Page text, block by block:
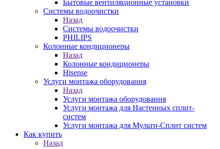
Бытовые вентиляционные установки
Системы водоочистки
Назад
Системы водоочистки
PHILIPS
Колонные кондиционеры
Назад
Колонные кондиционеры
Hisense
Услуги монтажа оборудования
Назад
Услуги монтажа оборудования
Услуги монтажа для Настенных сплит-
систем
Услуги монтажа для Мульти-Сплит систем
Как купить
Назад